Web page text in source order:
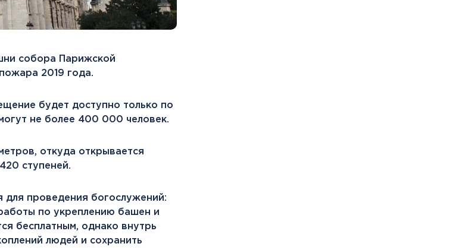
Словакия
Тенерифе
Финляндия
Франция
Швеция
Шотландия
Южная Корея
Смотреть все
Регионы плавания
собора Парижской
2019 года.
будет доступно только по
не более 400 000 человек.
откуда открывается
ступеней.
для проведения богослужений:
по укреплению башен и
бесплатным, однако внутрь
людей и сохранить